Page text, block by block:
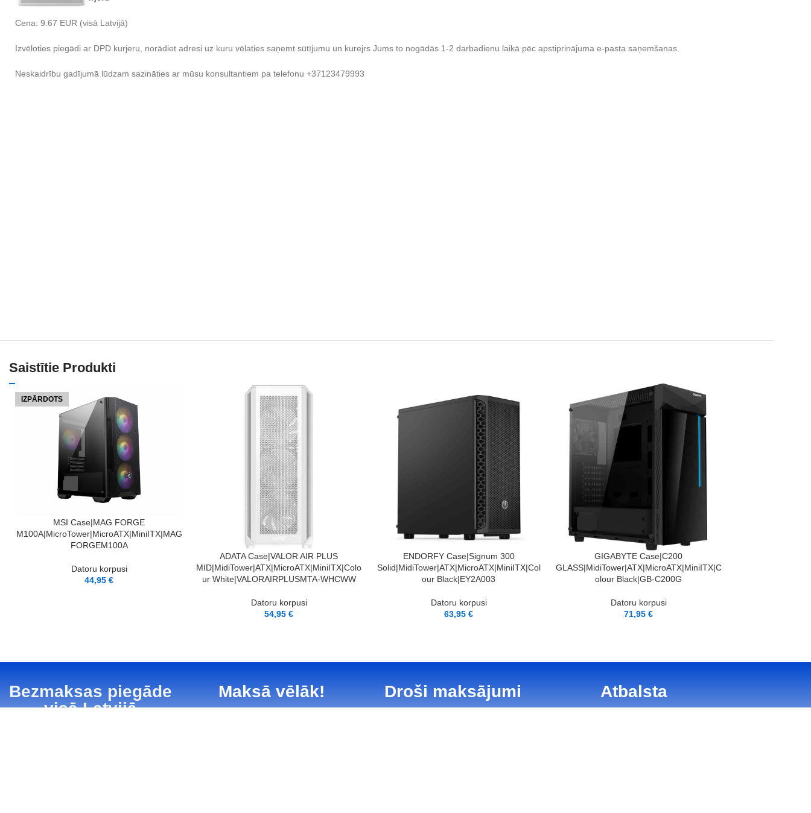
Cena: 9.67 EUR (visā Latvijā)
Izvēloties piegādi ar DPD kurjeru, norādiet adresi uz kuru vēlaties saņemt sūtījumu un kurejrs Jums to nogādās 1-2 darbadienu laikā pēc apstiprinājuma e-pasta saņemšanas.
Neskaidrību gadījumā lūdzam sazināties ar mūsu konsultantiem pa telefonu +37123479993
Saistītie Produkti
IZPĀRDOTS
LASĪT VAIRĀKMSI Case|MAG FORGE
M100A|MicroTower|MicroATX|MiniITX|MAG
FORGEM100A
Datoru korpusi
44,95 €
PIEVIENOT GROZAM
ADATA Case|VALOR AIR PLUS
MID|MidiTower|ATX|MicroATX|MiniITX|Colo
ur White|VALORAIRPLUSMTA-WHCWW
Datoru korpusi
54,95 €
PIEVIENOT GROZAM
ENDORFY Case|Signum 300
Solid|MidiTower|ATX|MicroATX|MiniITX|Col
our Black|EY2A003
Datoru korpusi
63,95 €
PIEVIENOT GROZAMGIGABYTE Case|C200
GLASS|MidiTower|ATX|MicroATX|MiniITX|C
olour Black|GB-C200G
Datoru korpusi
71,95 €
Bezmaksas piegāde
visā Latvijā
Maksā vēlāk! Droši maksājumi Atbalsta